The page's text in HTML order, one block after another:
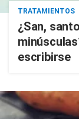
TRATAMIENTOS
¿San,
escribirse